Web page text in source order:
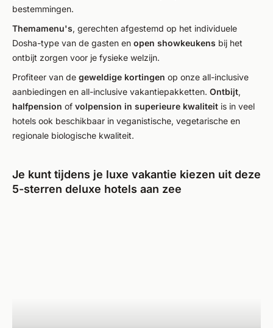
bestemmingen.
Themamenu's, gerechten afgestemd op het individuele
Dosha-type van de gasten en open showkeukens bij het
ontbijt zorgen voor je fysieke welzijn.
Profiteer van de geweldige kortingen op onze all-inclusive
aanbiedingen en all-inclusive vakantiepakketten. Ontbijt,
halfpension of volpension in superieure kwaliteit is in veel
hotels ook beschikbaar in veganistische, vegetarische en
regionale biologische kwaliteit.
Je kunt tijdens je luxe vakantie kiezen uit deze
5-sterren deluxe hotels aan zee